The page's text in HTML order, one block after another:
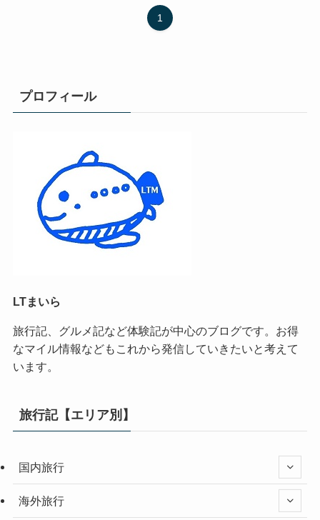
1
プロフィール
LTまいら
旅行記、グルメ記など体験記が中心のブログです。お得
なマイル情報などもこれから発信していきたいと考えて
います。
旅行記【エリア別】
国内旅行
海外旅行